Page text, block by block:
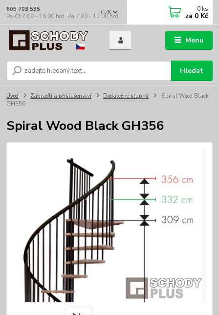
Menu
CZK
Hledat
605 703 535
Po-Čt 7.00 - 16.00 hod. Pá 7.00 - 12.00 hod.
0 ks
za 0 Kč
Úvod Zábradlí a příslušenství Dodatečné stupně
Spiral Wood Black
GH356
Spiral Wood Black GH356